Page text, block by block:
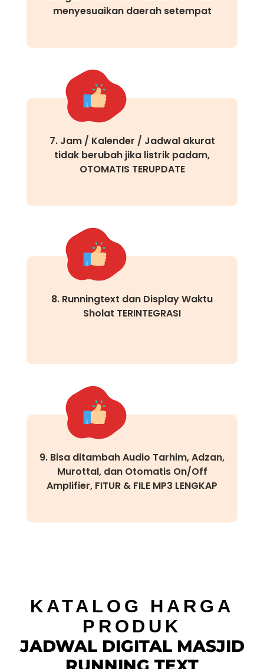
menyesuaikan daerah setempat
7. Jam / Kalender / Jadwal akurat
tidak berubah jika listrik padam,
OTOMATIS TERUPDATE
8. Runningtext dan Display Waktu
Sholat TERINTEGRASI
9. Bisa ditambah Audio Tarhim, Adzan,
Murottal, dan Otomatis On/Off
Amplifier, FITUR & FILE MP3 LENGKAP
KATALOG HARGA
PRODUK
JADWAL DIGITAL MASJID